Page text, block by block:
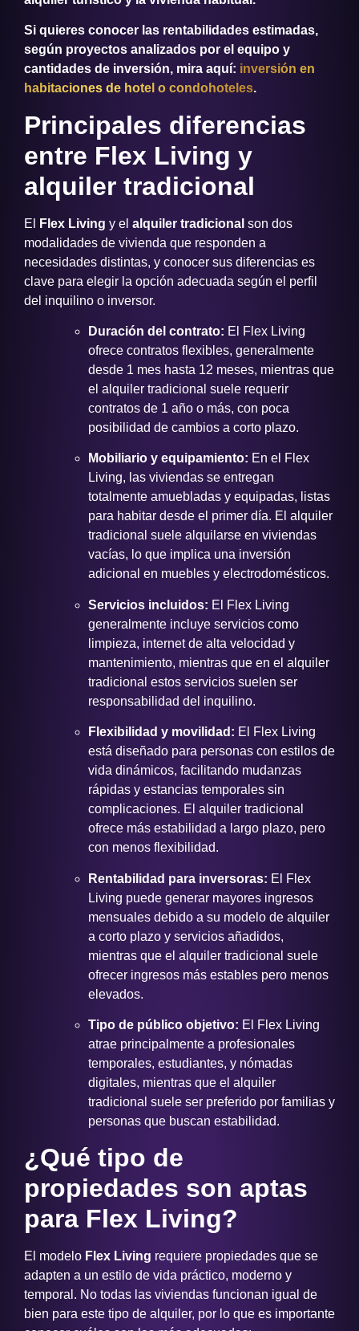
Si quieres conocer las rentabilidades estimadas,
según proyectos analizados por el equipo y
cantidades de inversión, mira aquí: inversión en
habitaciones de hotel o condohoteles.
Principales diferencias
entre Flex Living y
alquiler tradicional
El Flex Living y el alquiler tradicional son dos
modalidades de vivienda que responden a
necesidades distintas, y conocer sus diferencias es
clave para elegir la opción adecuada según el perfil
del inquilino o inversor.
Duración del contrato: El Flex Living
ofrece contratos flexibles, generalmente
desde 1 mes hasta 12 meses, mientras que
el alquiler tradicional suele requerir
contratos de 1 año o más, con poca
posibilidad de cambios a corto plazo.
Mobiliario y equipamiento: En el Flex
Living, las viviendas se entregan
totalmente amuebladas y equipadas, listas
para habitar desde el primer día. El alquiler
tradicional suele alquilarse en viviendas
vacías, lo que implica una inversión
adicional en muebles y electrodomésticos.
Servicios incluidos: El Flex Living
generalmente incluye servicios como
limpieza, internet de alta velocidad y
mantenimiento, mientras que en el alquiler
tradicional estos servicios suelen ser
responsabilidad del inquilino.
Flexibilidad y movilidad: El Flex Living
está diseñado para personas con estilos de
vida dinámicos, facilitando mudanzas
rápidas y estancias temporales sin
complicaciones. El alquiler tradicional
ofrece más estabilidad a largo plazo, pero
con menos flexibilidad.
Rentabilidad para inversoras: El Flex
Living puede generar mayores ingresos
mensuales debido a su modelo de alquiler
a corto plazo y servicios añadidos,
mientras que el alquiler tradicional suele
ofrecer ingresos más estables pero menos
elevados.
Tipo de público objetivo: El Flex Living
atrae principalmente a profesionales
temporales, estudiantes, y nómadas
digitales, mientras que el alquiler
tradicional suele ser preferido por familias y
personas que buscan estabilidad.
¿Qué tipo de
propiedades son aptas
para Flex Living?
El modelo Flex Living requiere propiedades que se
adapten a un estilo de vida práctico, moderno y
temporal. No todas las viviendas funcionan igual de
bien para este tipo de alquiler, por lo que es importante